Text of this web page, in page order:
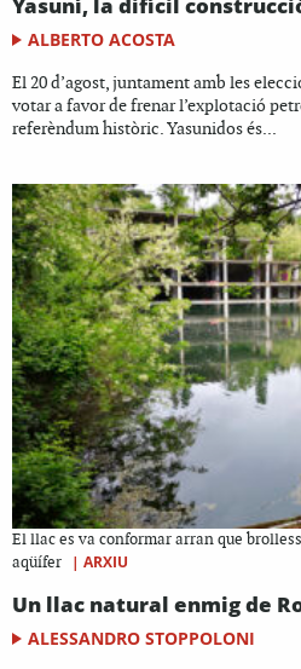
ALBERTO ACOSTA
El 20 d’agost, juntament amb les
votar a favor de frenar l’explotació
referèndum històric. Yasunidos és...
El llac es va conformar arran que
aqüífer
| ARXIU
Un llac natural enmig de
ALESSANDRO STOPPOLONI